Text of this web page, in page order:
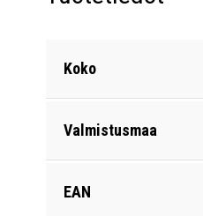
Koko
Valmistusmaa
EAN